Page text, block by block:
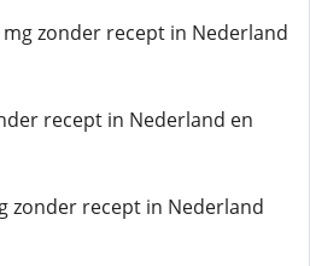
zonder recept in Nederland
recept in Nederland en
zonder recept in Nederland